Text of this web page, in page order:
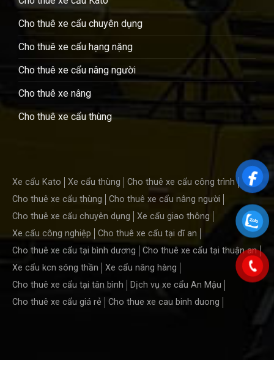
Cho thuê xe cẩu chuyên dụng
Cho thuê xe cẩu hạng nặng
Cho thuê xe cẩu nâng người
Cho thuê xe nâng
Cho thuê xe cẩu thùng
Xe cẩu Kato Xe cẩu thùng
Cho thuê xe cẩu công trình
Cho thuê xe cẩu thùng
Cho thuê xe cẩu nâng người
Cho thuê xe cẩu chuyên dụng
Xe cẩu giao thông
Xe cẩu công nghiệp
Cho thuê xe cẩu tại dĩ an
Cho thuê xe cẩu tại bình dương
Cho thuê xe cẩu tại thuận an
Xe cẩu kcn sóng thần
Xe cẩu nâng hàng
Cho thuê xe cẩu tại tân bình
Dịch vụ xe cẩu An Mậu
Cho thuê xe cẩu giá rẻ
Cho thue xe cau binh duong